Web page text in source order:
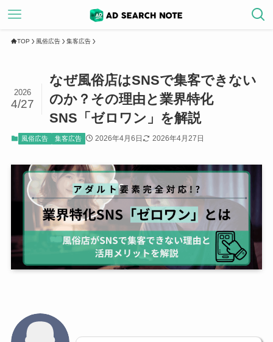
TOP 風俗広告 集客広告
なぜ風俗店はSNSで集客できない
のか？その理由と業界特化
SNS「ゼロワン」を解説
2026
4/27
風俗広告 集客広告 2026年4月6日 2026年4月27日